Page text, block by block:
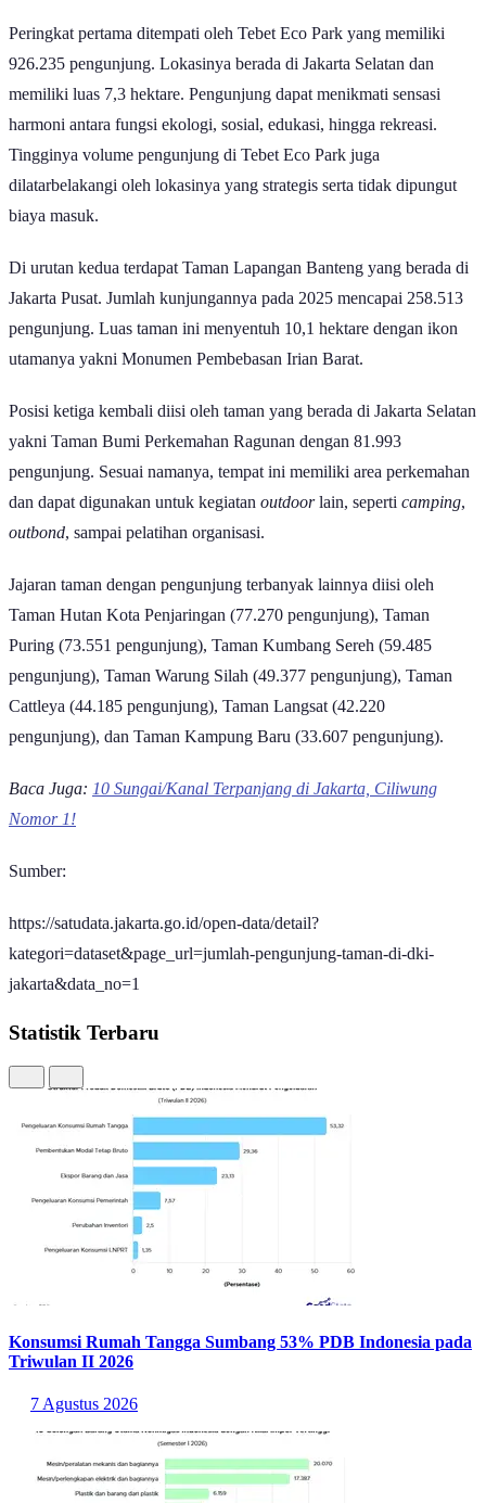
Peringkat pertama ditempati oleh Tebet Eco Park yang memiliki
926.235 pengunjung. Lokasinya berada di Jakarta Selatan dan
memiliki luas 7,3 hektare. Pengunjung dapat menikmati sensasi
harmoni antara fungsi ekologi, sosial, edukasi, hingga rekreasi.
Tingginya volume pengunjung di Tebet Eco Park juga
dilatarbelakangi oleh lokasinya yang strategis serta tidak dipungut
biaya masuk.
Di urutan kedua terdapat Taman Lapangan Banteng yang berada di
Jakarta Pusat. Jumlah kunjungannya pada 2025 mencapai 258.513
pengunjung. Luas taman ini menyentuh 10,1 hektare dengan ikon
utamanya yakni Monumen Pembebasan Irian Barat.
Posisi ketiga kembali diisi oleh taman yang berada di Jakarta Selatan
yakni Taman Bumi Perkemahan Ragunan dengan 81.993
pengunjung. Sesuai namanya, tempat ini memiliki area perkemahan
dan dapat digunakan untuk kegiatan outdoorlain, seperti camping,
outbond, sampai pelatihan organisasi.
Jajaran taman dengan pengunjung terbanyak lainnya diisi oleh
Taman Hutan Kota Penjaringan (77.270 pengunjung), Taman
Puring (73.551 pengunjung), Taman Kumbang Sereh (59.485
pengunjung), Taman Warung Silah (49.377 pengunjung), Taman
Cattleya (44.185 pengunjung), Taman Langsat (42.220
pengunjung), dan Taman Kampung Baru (33.607 pengunjung).
Baca Juga: 10 Sungai/Kanal Terpanjang di Jakarta, Ciliwung
Nomor 1!
Sumber:
https://satudata.jakarta.go.id/open-data/detail?
kategori=dataset&page_url=jumlah-pengunjung-taman-di-dki-
jakarta&data_no=1
Statistik Terbaru
Konsumsi Rumah Tangga Sumbang 53% PDB Indonesia pada
Triwulan II 2026
7 Agustus 2026